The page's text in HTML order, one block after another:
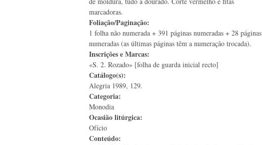
marcadoras.
Foliação/Paginação:
1 folha não numerada + 391 páginas numeradas + 28 páginas
numeradas (as últimas páginas têm a numeração trocada).
Inscrições e Marcas:
«S. 2. Rozado» [folha de guarda inicial recto]
Catálogo(s):
Alegria 1989, 129.
Categoria:
Monodia
Ocasião litúrgica:
Ofício
Conteúdo: